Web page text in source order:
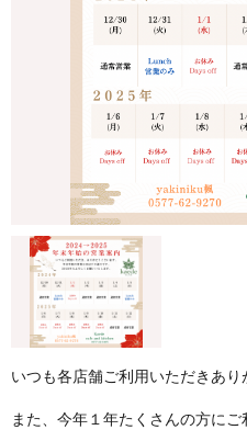
いつも各店舗ご利用いただきあり
また、今年１年たくさんの方にご